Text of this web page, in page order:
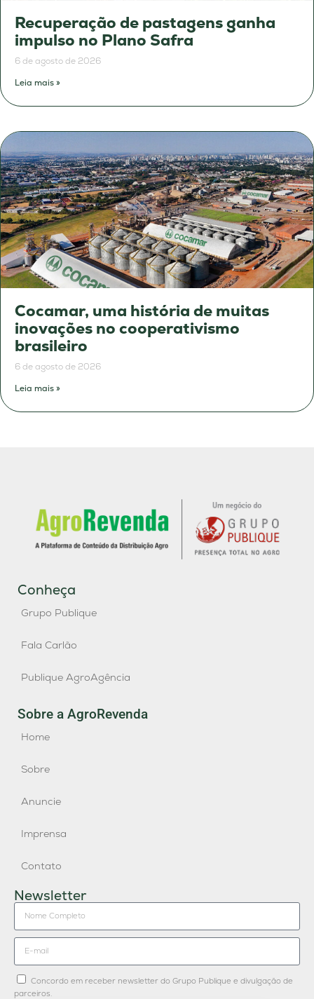
Recuperação de pastagens ganha
impulso no Plano Safra
6 de agosto de 2026
Leia mais »
Cocamar, uma história de muitas
inovações no cooperativismo
brasileiro
6 de agosto de 2026
Leia mais »
Conheça
Grupo Publique
Fala Carlão
Publique AgroAgência
Sobre a AgroRevenda
Home
Sobre
Anuncie
Imprensa
Contato
Newsletter
Concordo em receber newsletter do Grupo Publique e divulgação de
parceiros.